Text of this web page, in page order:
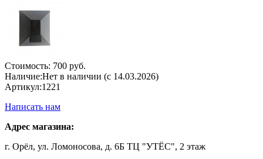
Стоимость: 700 руб.
Наличие:Нет в наличии (с 14.03.2026)
Артикул:1221
Написать нам
Адрес магазина:
г. Орёл, ул. Ломоносова, д. 6Б ТЦ "УТЁС", 2 этаж